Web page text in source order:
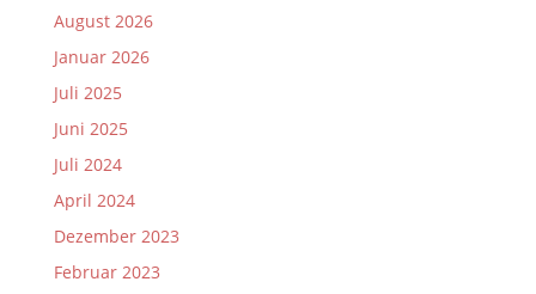
August 2026
Januar 2026
Juli 2025
Juni 2025
Juli 2024
April 2024
Dezember 2023
Februar 2023